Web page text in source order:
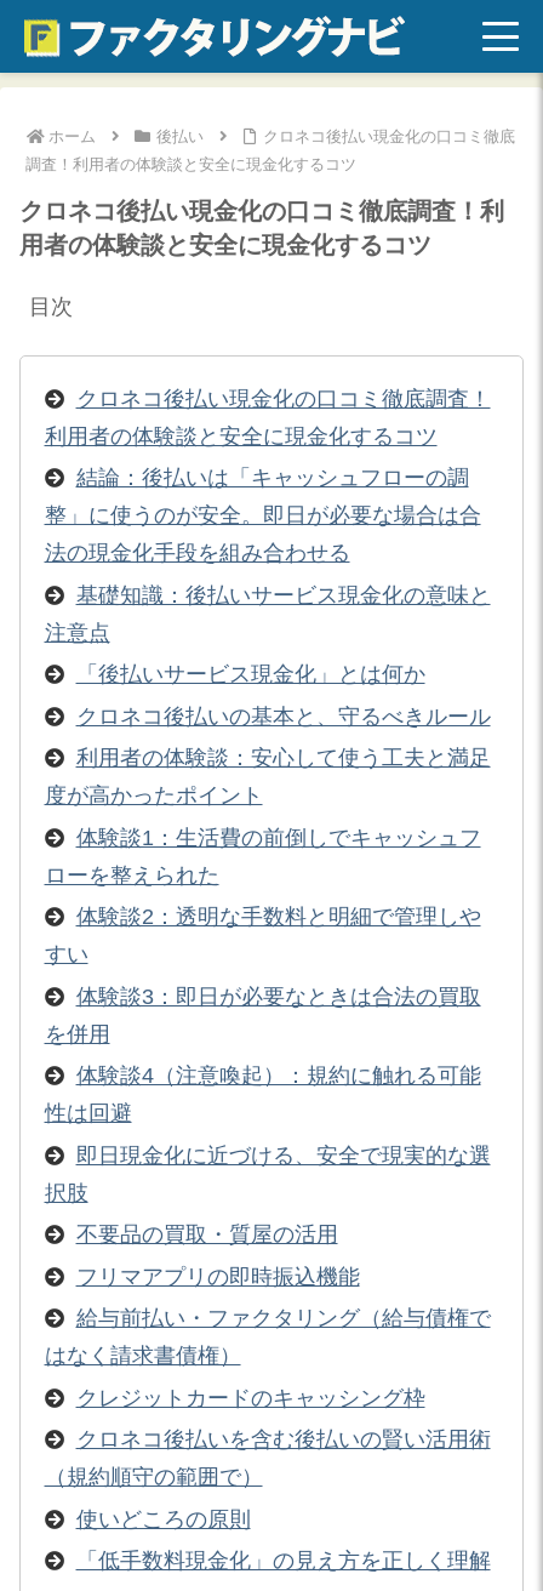
ホーム 後払い
クロネコ後払い現金化の口コミ徹底
調査！利用者の体験談と安全に現金化するコツ
クロネコ後払い現金化の口コミ徹底調査！利
用者の体験談と安全に現金化するコツ
目次
クロネコ後払い現金化の口コミ徹底調査！
利用者の体験談と安全に現金化するコツ
結論：後払いは「キャッシュフローの調
整」に使うのが安全。即日が必要な場合は合
法の現金化手段を組み合わせる
基礎知識：後払いサービス現金化の意味と
注意点
「後払いサービス現金化」とは何か
クロネコ後払いの基本と、守るべきルール
利用者の体験談：安心して使う工夫と満足
度が高かったポイント
体験談1：生活費の前倒しでキャッシュフ
ローを整えられた
体験談2：透明な手数料と明細で管理しや
すい
体験談3：即日が必要なときは合法の買取
を併用
体験談4（注意喚起）：規約に触れる可能
性は回避
即日現金化に近づける、安全で現実的な選
択肢
不要品の買取・質屋の活用
フリマアプリの即時振込機能
給与前払い・ファクタリング（給与債権で
はなく請求書債権）
クレジットカードのキャッシング枠
クロネコ後払いを含む後払いの賢い活用術
（規約順守の範囲で）
使いどころの原則
「低手数料現金化」の見え方を正しく理解